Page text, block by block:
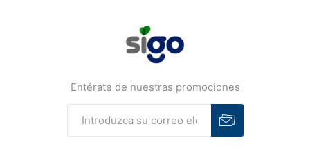
Entérate de nuestras promociones